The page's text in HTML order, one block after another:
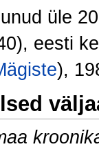
üle
eesti
),